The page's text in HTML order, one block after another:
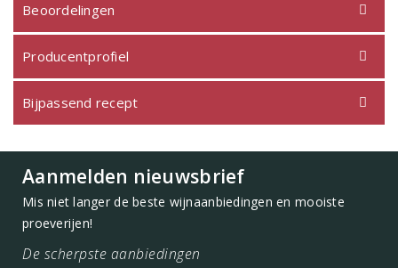
Beoordelingen
Producentprofiel
Bijpassend recept
Aanmelden nieuwsbrief
Mis niet langer de beste wijnaanbiedingen en mooiste
proeverijen!
De scherpste aanbiedingen